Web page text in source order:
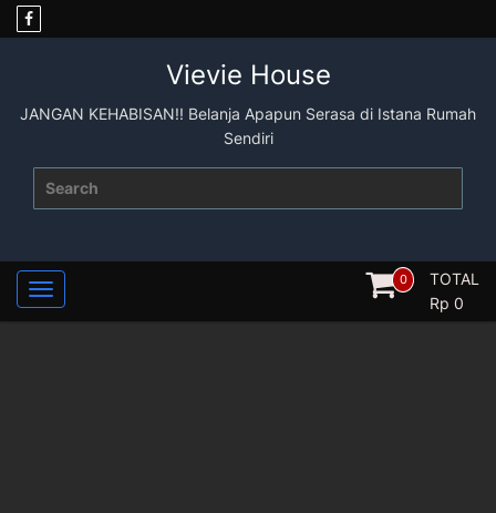
Skip
to
Vievie House
JANGAN KEHABISAN!! Belanja Apapun Serasa di Istana Rumah
Sendiri
0
TOTAL
Rp 0